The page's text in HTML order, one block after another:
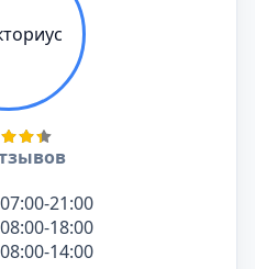
07:00-21:00
08:00-18:00
08:00-14:00